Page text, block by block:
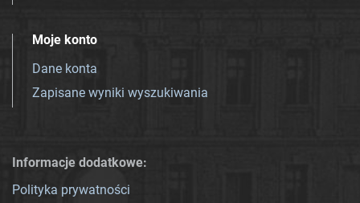
Moje konto
Dane konta
Zapisane wyniki wyszukiwania
Informacje dodatkowe:
Polityka prywatności